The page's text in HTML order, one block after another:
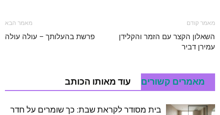
מאמר קודם
השאלון הקצר עם הזמר והקלידן
עמירן דביר
מאמר הבא
פרשת בהעלותך – עולה עולה
מאמרים קשורים עוד מאותו הכותב
בית מסודר לקראת שבת: כך שומרים על חדר